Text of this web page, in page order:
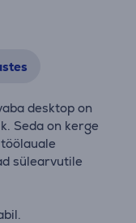
desktop on
Seda on kerge
sülearvutile